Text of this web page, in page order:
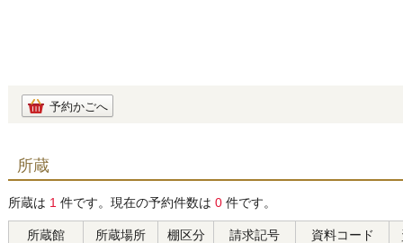
予約かごへ
所蔵
所蔵は 1 件です。現在の予約件数は 0 件です。
所蔵館 所蔵場所 棚区分 請求記号 資料コード